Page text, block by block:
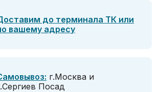
до терминала ТК или
вашему адресу
г.Москва и
Посад